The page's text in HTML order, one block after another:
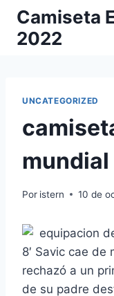
Saltar
contenido
Camiseta
2022
UNCATEGORIZED
Por istern 10 de
8′ Savic cae
rechazó a un
de su padre